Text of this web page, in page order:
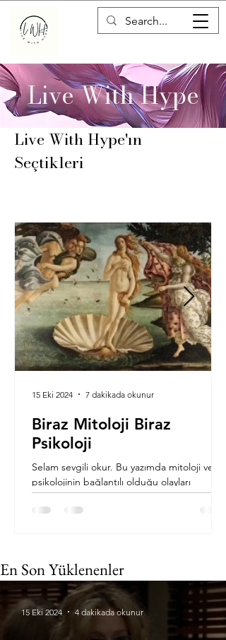
Live With Hype
Live With Hype'ın
Seçtikleri
Biraz Mitoloji Biraz
Psikoloji
Selam sevgili okur. Bu yazımda mitoloji ve
psikolojinin bağlantılı olduğu olayları
anlatacağım. Psikoloji bazı olayları ve
davranışları...
15 Eki 2024 7 dakikada okunur
En Son Yüklenenler
15 Eki 2024 4 dakikada okunur